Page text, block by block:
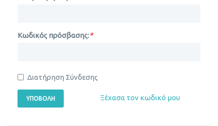
Κωδικός πρόσβασης:*
Διατήρηση Σύνδεσης
ΥΠΟΒΟΛΉ Ξέχασα τον κωδικό μου